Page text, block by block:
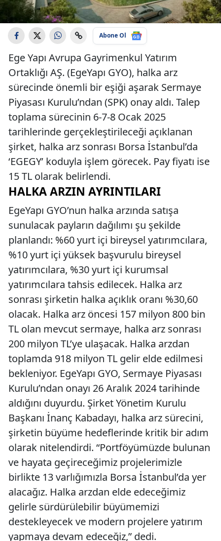
Abone Ol
Ege Yapı Avrupa Gayrimenkul Yatırım
Ortaklığı AŞ. (EgeYapı GYO), halka arz
sürecinde önemli bir eşiği aşarak Sermaye
Piyasası Kurulu’ndan (SPK) onay aldı. Talep
toplama sürecinin 6-7-8 Ocak 2025
tarihlerinde gerçekleştirileceği açıklanan
şirket, halka arz sonrası Borsa İstanbul’da
‘EGEGY’ koduyla işlem görecek. Pay fiyatı ise
15 TL olarak belirlendi.
HALKA ARZIN AYRINTILARI
EgeYapı GYO’nun halka arzında satışa
sunulacak payların dağılımı şu şekilde
planlandı: %60 yurt içi bireysel yatırımcılara,
%10 yurt içi yüksek başvurulu bireysel
yatırımcılara, %30 yurt içi kurumsal
yatırımcılara tahsis edilecek. Halka arz
sonrası şirketin halka açıklık oranı %30,60
olacak. Halka arz öncesi 157 milyon 800 bin
TL olan mevcut sermaye, halka arz sonrası
200 milyon TL’ye ulaşacak. Halka arzdan
toplamda 918 milyon TL gelir elde edilmesi
bekleniyor. EgeYapı GYO, Sermaye Piyasası
Kurulu’ndan onayı 26 Aralık 2024 tarihinde
aldığını duyurdu. Şirket Yönetim Kurulu
Başkanı İnanç Kabadayı, halka arz sürecini,
şirketin büyüme hedeflerinde kritik bir adım
olarak nitelendirdi. “Portföyümüzde bulunan
ve hayata geçireceğimiz projelerimizle
birlikte 13 varlığımızla Borsa İstanbul’da yer
alacağız. Halka arzdan elde edeceğimiz
gelirle sürdürülebilir büyümemizi
destekleyecek ve modern projelere yatırım
yapmaya devam edeceğiz,” dedi.